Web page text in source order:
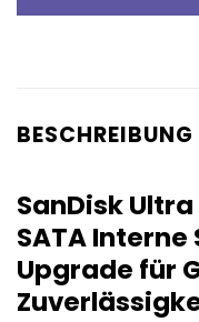
BESCHREIBUNG
SanDisk Ultra
SATA
Upgrade für